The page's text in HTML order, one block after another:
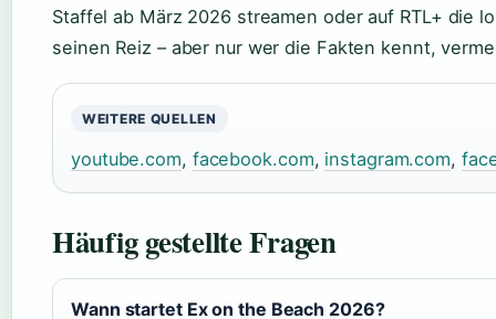
Staffel ab März 2026 streamen oder auf RTL+ die
seinen Reiz – aber nur wer die Fakten kennt,
WEITERE QUELLEN
youtube.com, facebook.com, instagram.com,
Häufig gestellte Fragen
Wann startet Ex on the Beach 2026?